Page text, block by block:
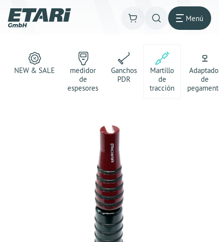
Menú
NEW & SALE
medidor
de
espesores
Ganchos
PDR
Martillo
de
tracción
de